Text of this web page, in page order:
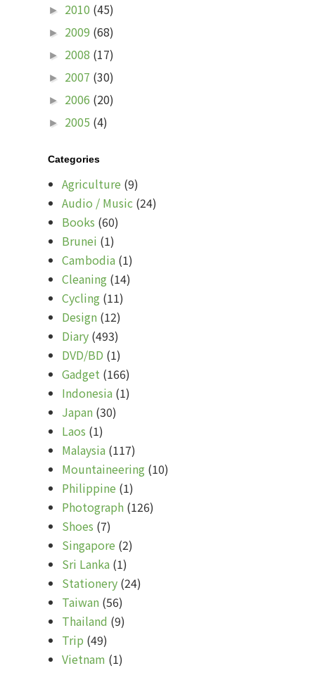
► 2010 (45)
► 2009 (68)
► 2008 (17)
► 2007 (30)
► 2006 (20)
► 2005 (4)
Categories
Agriculture (9)
Audio / Music (24)
Books (60)
Brunei (1)
Cambodia (1)
Cleaning (14)
Cycling (11)
Design (12)
Diary (493)
DVD/BD (1)
Gadget (166)
Indonesia (1)
Japan (30)
Laos (1)
Malaysia (117)
Mountaineering (10)
Philippine (1)
Photograph (126)
Shoes (7)
Singapore (2)
Sri Lanka (1)
Stationery (24)
Taiwan (56)
Thailand (9)
Trip (49)
Vietnam (1)